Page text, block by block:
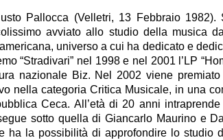
Pallocca (Velletri, 13 Febbraio 1982).
avviato allo studio della musica
universo a cui ha dedicato e
“Stradivari” nel 1998 e nel 2001 l’LP
nazionale Biz. Nel 2002 viene
nella categoria Critica Musicale, in una
Ceca. All’età di 20 anni
sotto quella di Giancarlo Maurino e
ha la possibilità di approfondire lo studio